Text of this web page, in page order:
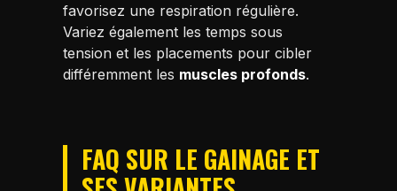
favorisez une respiration régulière.
Variez également les temps sous
tension et les placements pour cibler
différemment les muscles profonds.
FAQ SUR LE GAINAGE ET